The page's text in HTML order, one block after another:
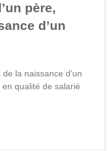
père,
d’un
la naissance d’un
qualité de salarié